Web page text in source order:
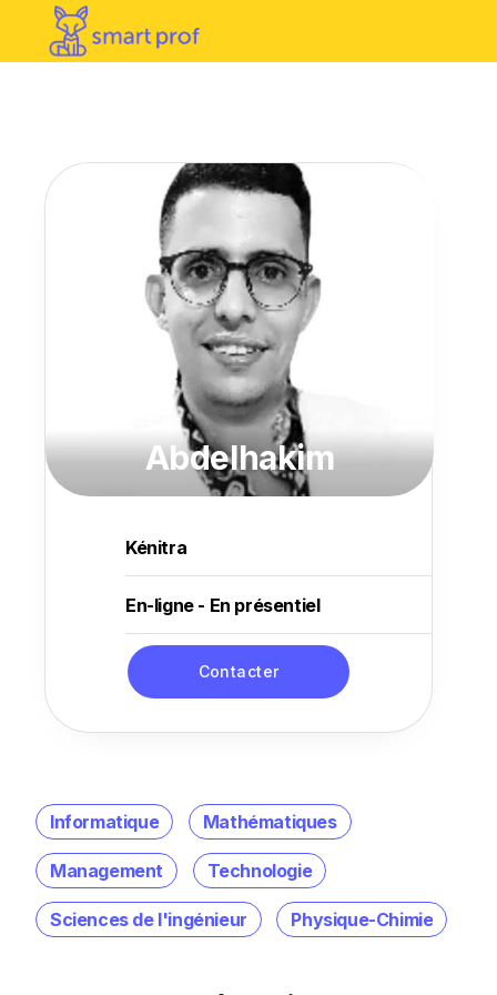
Informatique Mathématiques
Management Technologie
Sciences de l'ingénieur Physique-Chimie
Abdelhakim
Kénitra
En-ligne - En présentiel
Contacter